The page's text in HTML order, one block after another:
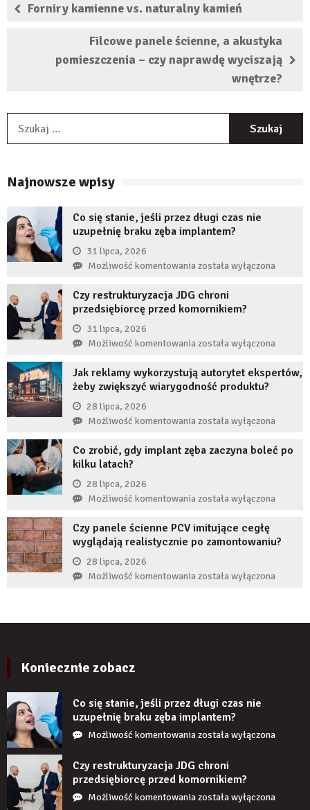
Forniry kamienne vs. naturalny kamień
Filcowe panele ścienne, a akustyka
pomieszczenia – czy naprawdę wyciszają
wnętrze?
Najnowsze wpisy
Co się stanie, jeśli przez długi czas nie
uzupełnię braku zęba implantem?
31 lipca, 2026
Możliwość komentowaniaCo
stanie,
jeśli
długi
uzupełnię
implantem?
została wyłączona
Czy restrukturyzacja JDG chroni
przedsiębiorcę przed komornikiem?
31 lipca, 2026
Możliwość komentowaniaCzy
JDG
chroni
przed
komornikiem?
została wyłączona
Jak reklamy wykorzystują autorytet ekspertów,
żeby zwiększyć wiarygodność produktu?
28 lipca, 2026
Możliwość komentowaniaJak
wykorzystują
żeby
zwiększyć
wiarygodność
produktu?
została wyłączona
Co zrobić, gdy implant zęba zaczyna boleć po
kilku latach?
28 lipca, 2026
Możliwość komentowaniaCo
gdy
implant
zaczyna
została wyłączona
Czy panele ścienne PCV imitujące cegłę
wyglądają realistycznie po zamontowaniu?
28 lipca, 2026
Możliwość komentowaniaCzy
zamontowaniu?
została wyłączona
Koniecznie zobacz
Co się stanie, jeśli przez długi czas nie
uzupełnię braku zęba implantem?
Możliwość komentowaniaCo
stanie,
jeśli
przez
została wyłączona
Czy restrukturyzacja JDG chroni
przedsiębiorcę przed komornikiem?
Możliwość komentowaniaCzy
została wyłączona